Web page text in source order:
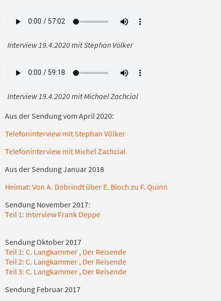
Interview 19.4.2020 mit Stephan Völker
Interview 19.4.2020 mit Michael Zachcial
Aus der Sendung vom April 2020:
Telefoninterview mit Stephan Völker
Telefoninterview mit Michel Zachcial
Aus der Sendung Januar 2018
Heimat: Von A. Dobrindt über E. Bloch zu F. Quinn
Sendung November 2017:
Teil 1: Interview Frank Deppe
Sendung Oktober 2017
Teil 1: C. Langkammer , Der Reisende
Teil 2: C. Langkammer , Der Reisende
Teil 3: C. Langkammer , Der Reisende
Sendung Februar 2017